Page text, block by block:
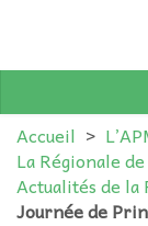
QUI SOMMES-
Accueil >
La Régionale
Actualités de la
Journée de